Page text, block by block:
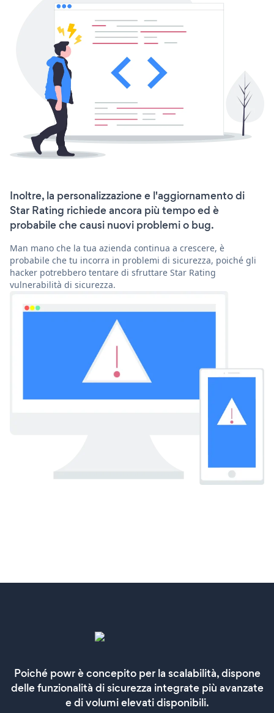
Inoltre, la personalizzazione e l'aggiornamento di
Star Rating richiede ancora più tempo ed è
probabile che causi nuovi problemi o bug.
Man mano che la tua azienda continua a crescere, è
probabile che tu incorra in problemi di sicurezza, poiché gli
hacker potrebbero tentare di sfruttare Star Rating
vulnerabilità di sicurezza.
Poiché powr è concepito per la scalabilità, dispone
delle funzionalità di sicurezza integrate più avanzate
e di volumi elevati disponibili.